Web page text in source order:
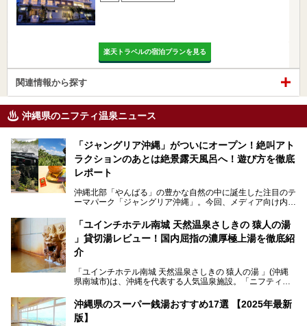
楽天トラベルの宿泊プランを見る
関連情報から探す
沖縄県のニフティ温泉ニュース
「ジャングリア沖縄」がついにオープン！絶叫アト
ラクションのあとは絶景露天風呂へ！遊び方を徹底
レポート
沖縄北部「やんばる」の豊かな自然の中に誕生した注目のテ
ーマパーク「ジャングリア沖縄」。今回、メディア向け内覧
グリアの全貌をお届けすべく、見どころや料金、アクセス方
法まで徹底解説していきます。
「ユインチホテル南城 天然温泉さしきの 猿人の湯
」貸切湯レビュー！国内屈指の濃厚極上湯を徹底紹
介
「ユインチホテル南城 天然温泉さしきの 猿人の湯 」(沖縄
県南城市)は、沖縄を代表する人気温泉施設。「ニフティ温
位を獲得し、平日・土日にかかわらず多くの常連客や温泉フ
ァンが訪れます。
沖縄県のスーパー銭湯おすすめ17選 【2025年最新
版】